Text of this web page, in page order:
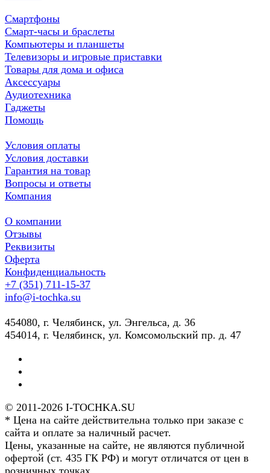
Смартфоны
Смарт-часы и браслеты
Компьютеры и планшеты
Телевизоры и игровые приставки
Товары для дома и офиса
Аксессуары
Аудиотехника
Гаджеты
Помощь
Условия оплаты
Условия доставки
Гарантия на товар
Вопросы и ответы
Компания
О компании
Отзывы
Реквизиты
Оферта
Конфиденциальность
+7 (351) 711-15-37
info@i-tochka.su
​454080, г. Челябинск, ул. Энгельса, д. 36
454014, г. Челябинск, ул. Комсомольский пр. д. 47
© 2011-2026 I-TOCHKA.SU
* Цена на сайте действительна только при заказе с
сайта и оплате за наличный расчет.
Цены, указанные на сайте, не являются публичной
офертой (ст. 435 ГК РФ) и могут отличатся от цен в
розничных точках.